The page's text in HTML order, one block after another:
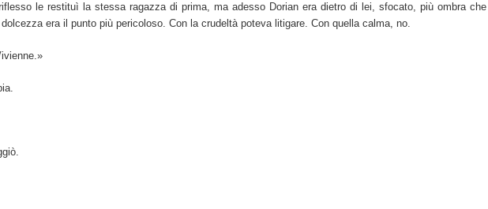
le restituì la stessa ragazza di prima, ma adesso Dorian era dietro di lei, sfocato, più ombra
era il punto più pericoloso. Con la crudeltà poteva litigare. Con quella calma, no.